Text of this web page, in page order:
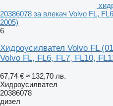
20386078 за влекач Volvo FL,
2005)
6
Хидроусилвател Volvo FL
Volvo FL, FL6, FL7, FL10,
67,74 € ≈ 132,70 лв.
Хидроусилвател
20386078
дизел